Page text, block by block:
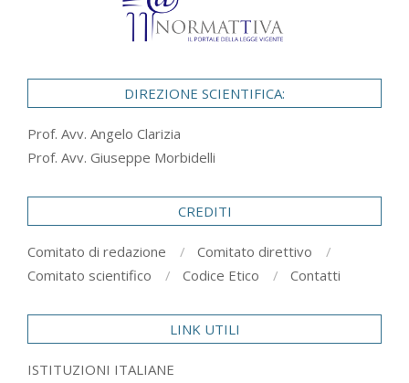
DIREZIONE SCIENTIFICA:
Prof. Avv. Angelo Clarizia
Prof. Avv. Giuseppe Morbidelli
CREDITI
Comitato di redazione
Comitato direttivo
Comitato scientifico
Codice Etico Contatti
LINK UTILI
ISTITUZIONI ITALIANE